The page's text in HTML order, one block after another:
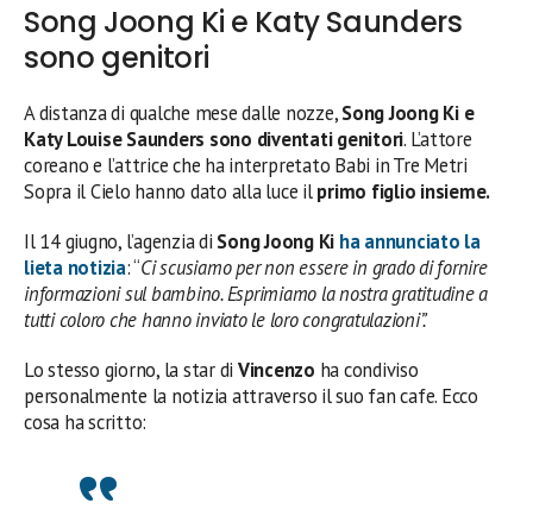
Song Joong Ki e Katy Saunders
sono genitori
A distanza di qualche mese dalle nozze,Song Joong Ki e
Katy Louise Saunders sono diventati genitori. L’attore
coreano e l’attrice che ha interpretato Babi in Tre Metri
Sopra il Cielo hanno dato alla luce ilprimo figlio insieme.
Il 14 giugno, l’agenzia di Song Joong Ki ha annunciato la
lieta notizia: “Ci scusiamo per non essere in grado di fornire
informazioni sul bambino. Esprimiamo la nostra gratitudine a
tutti coloro che hanno inviato le loro congratulazioni”.
Lo stesso giorno, la star di Vincenzo ha condiviso
personalmente la notizia attraverso il suo fan cafe. Ecco
cosa ha scritto: